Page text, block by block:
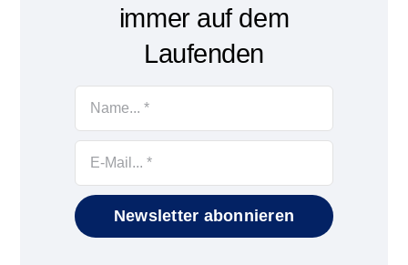
immer auf dem
Laufenden
Newsletter abonnieren